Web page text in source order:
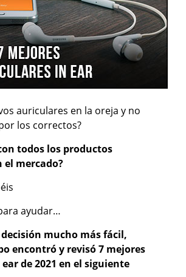
auriculares en la oreja y no
los correctos?
todos los productos
el mercado?
ayudar…
mucho más fácil,
encontró y revisó 7 mejores
de 2021 en el siguiente